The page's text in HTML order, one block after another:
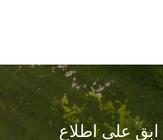
ابق على اطلاع